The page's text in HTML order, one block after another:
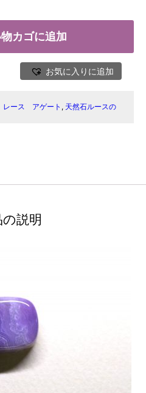
カゴに追加
お気に入りに追加
ース アゲート , 天然石ルースの
説明